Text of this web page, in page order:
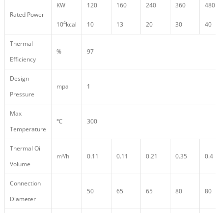
Rated Power
KW 120 160 240 360 480
104kcal 10 13 20 30 40
Thermal
Efficiency
% 97
Design
Pressure
mpa 1
Max
Temperature
℃ 300
Thermal Oil
Volume
m³/h 0.11 0.11 0.21 0.35 0.4
Connection
Diameter
50 65 65 80 80